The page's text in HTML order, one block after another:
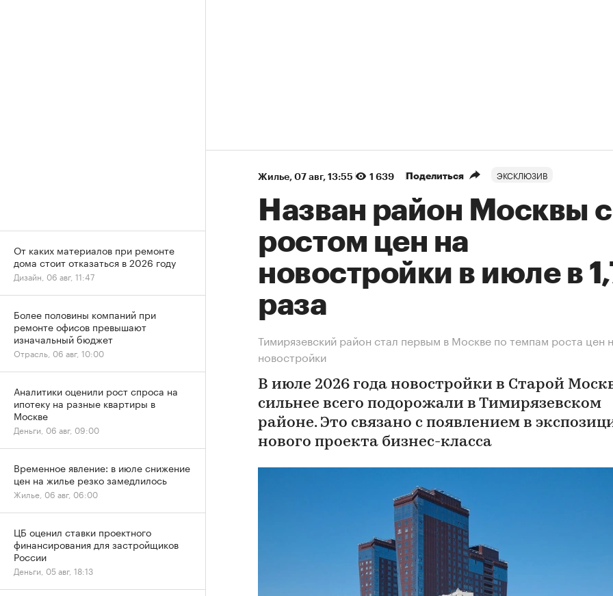
Жилье⁠, 07 авг, 13:55 1 639 Поделиться ЭКСКЛЮЗИВ
Назван район Москвы с
ростом цен на
новостройки в июле в
раза
Тимирязевский район стал первым в Москве по темпам роста цен
новостройки
В июле 2026 года новостройки в Старой
сильнее всего подорожали в Тимирязевском
районе. Это связано с появлением в
нового проекта бизнес-класса
От каких материалов при ремонте
дома стоит отказаться в 2026 году
Дизайн, 06 авг, 11:47
Более половины компаний при
ремонте офисов превышают
изначальный бюджет
Отрасль, 06 авг, 10:00
Аналитики оценили рост спроса на
ипотеку на разные квартиры в
Москве
Деньги, 06 авг, 09:00
Временное явление: в июле снижение
цен на жилье резко замедлилось
Жилье, 06 авг, 06:00
ЦБ оценил ставки проектного
финансирования для застройщиков
России
Деньги, 05 авг, 18:13